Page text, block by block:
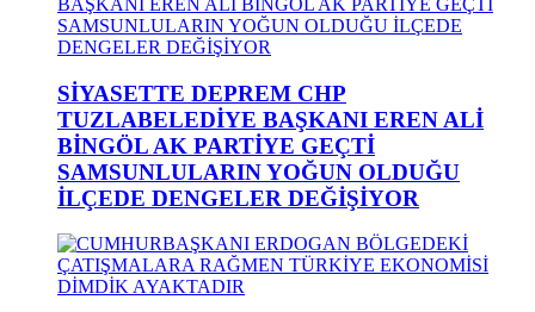
SİYASETTE DEPREM CHP
TUZLABELEDİYE BAŞKANI EREN ALİ
BİNGÖL AK PARTİYE GEÇTİ
SAMSUNLULARIN YOĞUN OLDUĞU
İLÇEDE DENGELER DEĞİŞİYOR